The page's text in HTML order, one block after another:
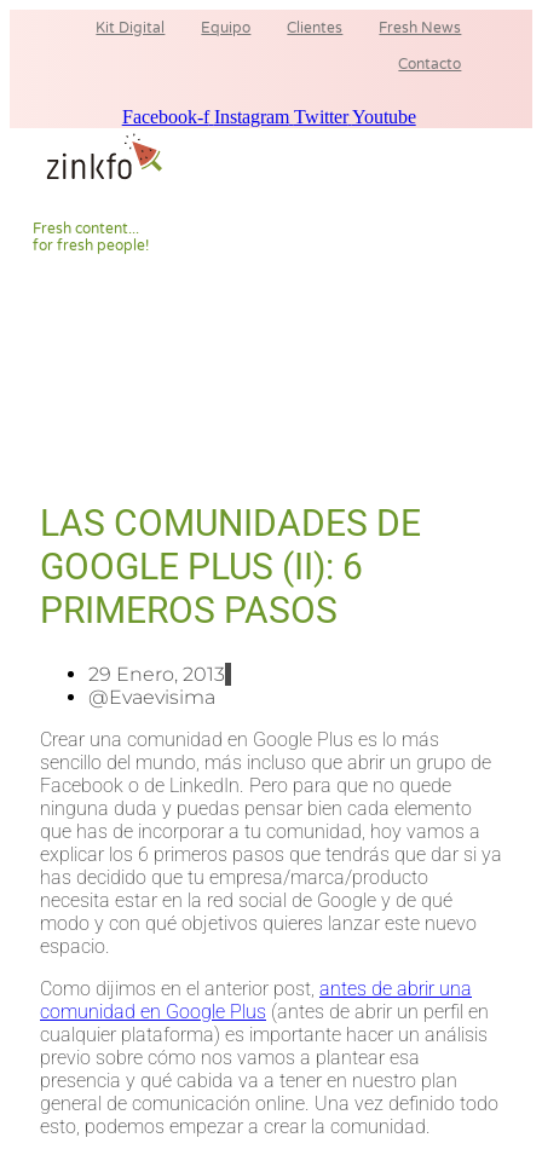
Kit Digital Equipo Clientes Fresh News
Contacto
Facebook-f Instagram TwitterYoutube
Fresh content...
for fresh people!
LAS COMUNIDADES DE
GOOGLE PLUS (II): 6
PRIMEROS PASOS
29 Enero, 2013
@evaevisima
Crear una comunidad en Google Plus es lo más
sencillo del mundo, más incluso que abrir un grupo de
Facebook o de LinkedIn. Pero para que no quede
ninguna duda y puedas pensar bien cada elemento
que has de incorporar a tu comunidad, hoy vamos a
explicar los 6 primeros pasos que tendrás que dar si ya
has decidido que tu empresa/marca/producto
necesita estar en la red social de Google y de qué
modo y con qué objetivos quieres lanzar este nuevo
espacio.
Como dijimos en el anterior post, antes de abrir una
comunidad en Google Plus (antes de abrir un perfil en
cualquier plataforma) es importante hacer un análisis
previo sobre cómo nos vamos a plantear esa
presencia y qué cabida va a tener en nuestro plan
general de comunicación online. Una vez definido todo
esto, podemos empezar a crear la comunidad.